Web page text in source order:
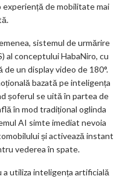
experiență de mobilitate mai
sistemul de urmărire
al conceptului HabaNiro, cu
un display video de 180°.
bazată pe inteligența
șoferul se uită în partea de
în mod tradițional oglinda
AI simte imediat nevoia
și activează instant
vederea în spate.
utiliza inteligența artificială